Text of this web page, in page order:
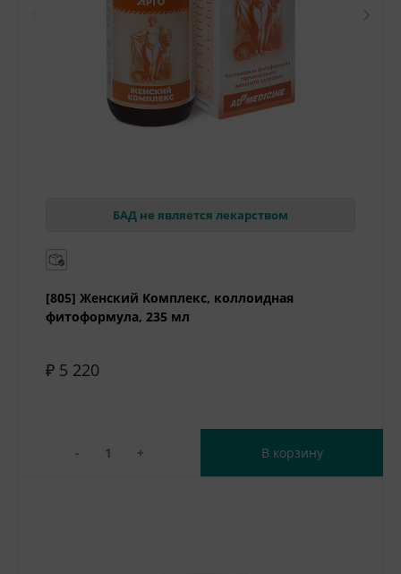
БАД не является лекарством
[805] Женский Комплекс, коллоидная
фитоформула, 235 мл
₽ 5 220
- + В корзину